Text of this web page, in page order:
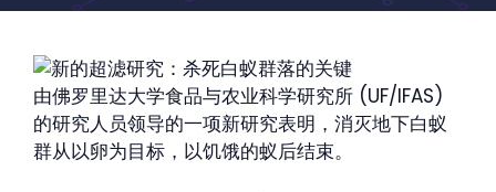
由佛罗里达大学食品与农业科学研究所 (UF/IFAS)
的研究人员领导的一项新研究表明，消灭地下白蚁
群从以卵为目标，以饥饿的蚁后结束。